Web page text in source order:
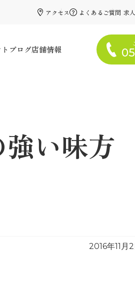
アクセス よくあるご質問 求
ブログ店舗情報
い味方
2016年11月